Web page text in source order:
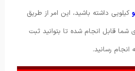
کیلویی داشته باشید، این امر از طریق
شما قابل انجام شده تا بتوانید ثبت
رسانید.